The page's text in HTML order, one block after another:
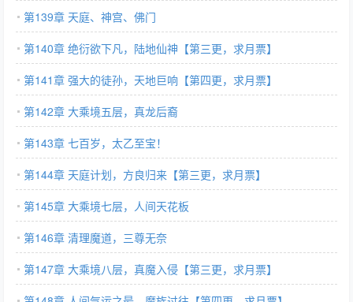
第139章 天庭、神宫、佛门
第140章 绝衍欲下凡，陆地仙神【第三更，求月票】
第141章 强大的徒孙，天地巨响【第四更，求月票】
第142章 大乘境五层，真龙后裔
第143章 七百岁，太乙至宝！
第144章 天庭计划，方良归来【第三更，求月票】
第145章 大乘境七层，人间天花板
第146章 清理魔道，三尊无奈
第147章 大乘境八层，真魔入侵【第三更，求月票】